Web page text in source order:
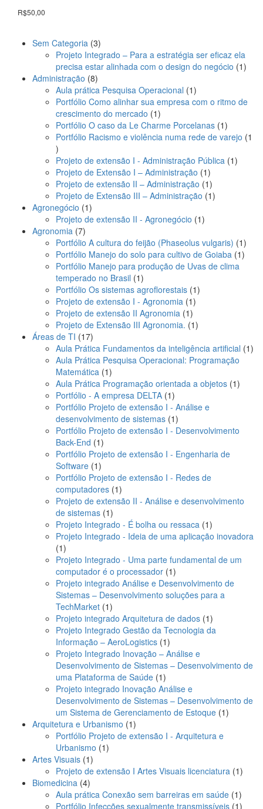
R$50,00
Sem Categoria 33
produtos
Projeto Integrado – Para a estratégia ser eficaz ela
precisa estar alinhada com o design do negócio 11
Administração 88
produtos
Aula prática Pesquisa Operacional 11
produto
Portfólio Como alinhar sua empresa com o ritmo de
crescimento do mercado 11
produto
Portfólio O caso da Le Charme Porcelanas 11
produto
Portfólio Racismo e violência numa rede de varejo 1
1
produto
Projeto de extensão I - Administração Pública 11
Projeto de Extensão I – Administração 11
produto
Projeto de extensão II – Administração 11
produto
Projeto de Extensão III – Administração 11
Agronegócio 11
produto
Projeto de extensão II - Agronegócio 11
Agronomia 77
produtos
Portfólio A cultura do feijão (Phaseolus vulgaris) 11
Portfólio Manejo do solo para cultivo de Goiaba 11
Portfólio Manejo para produção de Uvas de clima
temperado no Brasil 11
produto
Portfólio Os sistemas agroflorestais 11
Projeto de extensão I - Agronomia 11
Projeto de extensão II Agronomia 11
produto
Projeto de Extensão III Agronomia. 11
Áreas de TI 1717
produtos
Aula Prática Fundamentos da inteligência artificial 11
Aula Prática Pesquisa Operacional: Programação
Matemática 11
produto
Aula Prática Programação orientada a objetos 11
Portfólio - A empresa DELTA 11
produto
Portfólio Projeto de extensão I - Análise e
desenvolvimento de sistemas 11
produto
Portfólio Projeto de extensão I - Desenvolvimento
Back-End 11
produto
Portfólio Projeto de extensão I - Engenharia de
Software 11
produto
Portfólio Projeto de extensão I - Redes de
computadores 11
produto
Projeto de extensão II - Análise e desenvolvimento
de sistemas 11
produto
Projeto Integrado - É bolha ou ressaca 11
produto
Projeto Integrado - Ideia de uma aplicação inovadora
11
produto
Projeto Integrado - Uma parte fundamental de um
computador é o processador 11
produto
Projeto integrado Análise e Desenvolvimento de
Sistemas – Desenvolvimento soluções para a
TechMarket 11
produto
Projeto integrado Arquitetura de dados 11
produto
Projeto Integrado Gestão da Tecnologia da
Informação – AeroLogistics 11
produto
Projeto Integrado Inovação – Análise e
Desenvolvimento de Sistemas – Desenvolvimento de
uma Plataforma de Saúde 11
produto
Projeto integrado Inovação Análise e
Desenvolvimento de Sistemas – Desenvolvimento de
um Sistema de Gerenciamento de Estoque 11
Arquitetura e Urbanismo 11
produto
Portfólio Projeto de extensão I - Arquitetura e
Urbanismo 11
Artes Visuais 11
produto
Projeto de extensão I Artes Visuais licenciatura 11
Biomedicina 44
produtos
Aula prática Conexão sem barreiras em saúde 11
Portfólio Infecções sexualmente transmissíveis 11